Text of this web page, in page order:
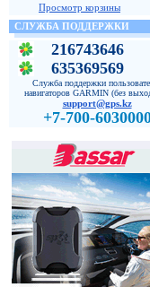
Просмотр корзины
СЛУЖБА ПОДДЕРЖКИ
216743646
635369569
Служба поддержки
навигаторов GARMIN (без
support@gps.kz
+7-700-